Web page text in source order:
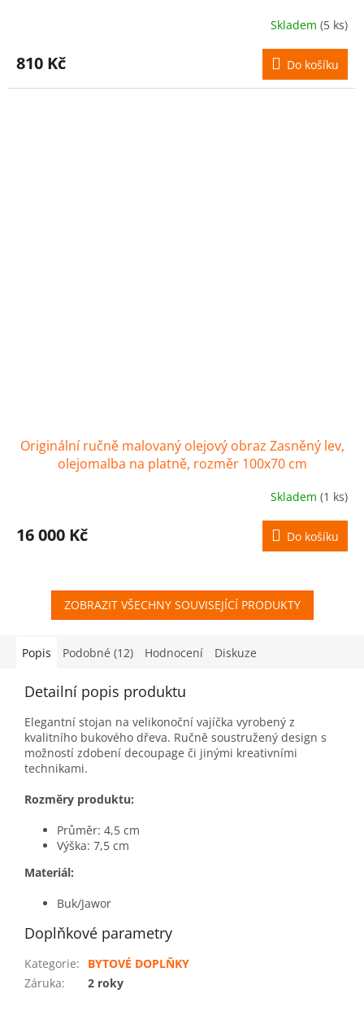
Skladem (5 ks)
810 Kč Do košíku
Originální ručně malovaný olejový obraz Zasněný lev,
olejomalba na platně, rozměr 100x70 cm
Skladem (1 ks)
16 000 Kč Do košíku
ZOBRAZIT VŠECHNY SOUVISEJÍCÍ PRODUKTY
Popis Podobné (12) Hodnocení Diskuze
Detailní popis produktu
Elegantní stojan na velikonoční vajíčka vyrobený z
kvalitního bukového dřeva. Ručně soustružený design s
možností zdobení decoupage či jinými kreativními
technikami.
Rozměry produktu:
Průměr: 4,5 cm
Výška: 7,5 cm
Materiál:
Buk/Jawor
Doplňkové parametry
Kategorie:
BYTOVÉ DOPLŇKY
Záruka: 2 roky